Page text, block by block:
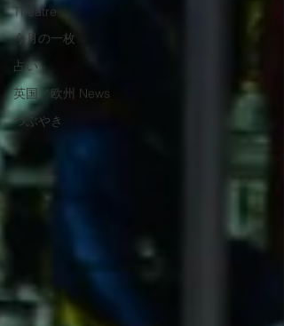
Theatre
今月の一枚
占い
英国／欧州 News
つぶやき